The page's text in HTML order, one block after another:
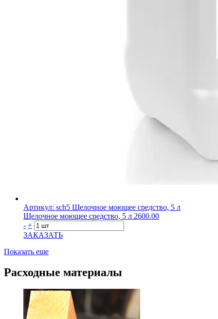
Артикул: sch5 Щелочное моющее средство, 5 л
Щелочное моющее средство, 5 л 2600.00
- +
ЗАКАЗАТЬ
Показать еще
Расходные материалы